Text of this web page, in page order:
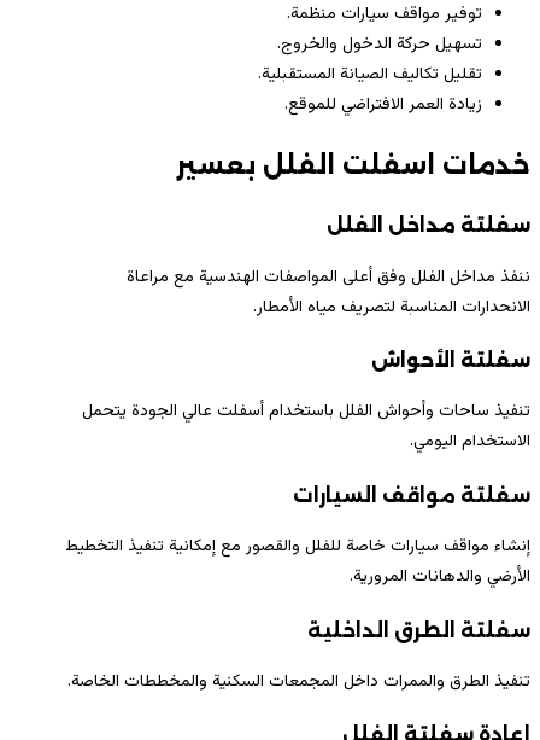
توفير مواقف سيارات منظمة.
تسهيل حركة الدخول والخروج.
تقليل تكاليف الصيانة المستقبلية.
زيادة العمر الافتراضي للموقع.
خدمات اسفلت الفلل بعسير
سفلتة مداخل الفلل
ننفذ مداخل الفلل وفق أعلى المواصفات الهندسية مع مراعاة
الانحدارات المناسبة لتصريف مياه الأمطار.
سفلتة الأحواش
تنفيذ ساحات وأحواش الفلل باستخدام أسفلت عالي الجودة يتحمل
الاستخدام اليومي.
سفلتة مواقف السيارات
إنشاء مواقف سيارات خاصة للفلل والقصور مع إمكانية تنفيذ التخطيط
الأرضي والدهانات المرورية.
سفلتة الطرق الداخلية
تنفيذ الطرق والممرات داخل المجمعات السكنية والمخططات الخاصة.
إعادة سفلتة الفلل